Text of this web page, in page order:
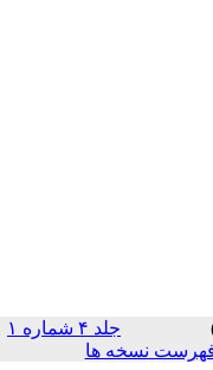
جلد ۴ شماره ۱
ها